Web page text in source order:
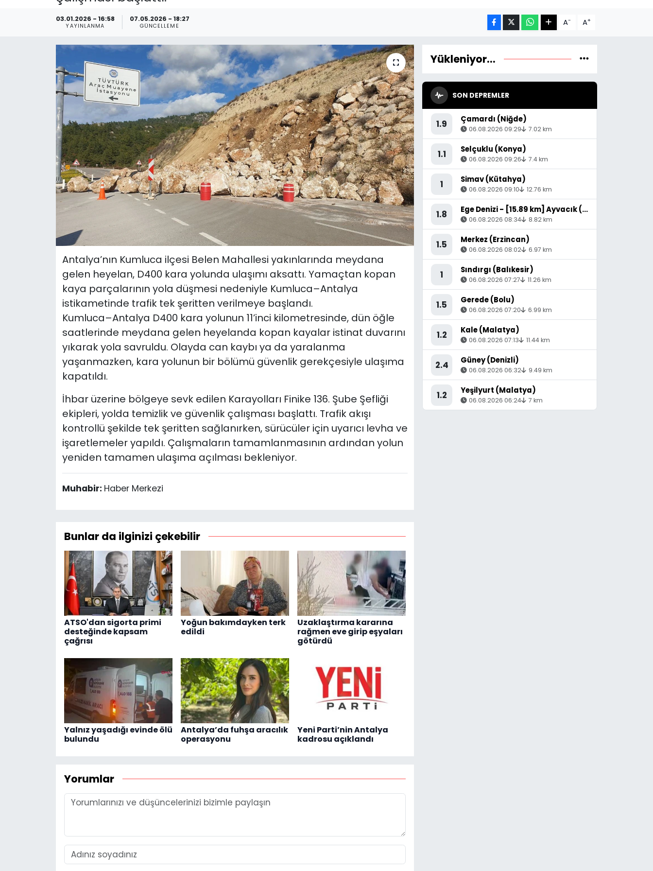
03.01.2026 - 16:58
YAYINLANMA
07.05.2026 - 18:27
GÜNCELLEME A- A+
Antalya’nın Kumluca ilçesi Belen Mahallesi yakınlarında meydana
gelen heyelan, D400 kara yolunda ulaşımı aksattı. Yamaçtan kopan
kaya parçalarının yola düşmesi nedeniyle Kumluca–Antalya
istikametinde trafik tek şeritten verilmeye başlandı.
Kumluca–Antalya D400 kara yolunun 11’inci kilometresinde, dün öğle
saatlerinde meydana gelen heyelanda kopan kayalar istinat duvarını
yıkarak yola savruldu. Olayda can kaybı ya da yaralanma
yaşanmazken, kara yolunun bir bölümü güvenlik gerekçesiyle ulaşıma
kapatıldı.
İhbar üzerine bölgeye sevk edilen Karayolları Finike 136. Şube Şefliği
ekipleri, yolda temizlik ve güvenlik çalışması başlattı. Trafik akışı
kontrollü şekilde tek şeritten sağlanırken, sürücüler için uyarıcı levha ve
işaretlemeler yapıldı. Çalışmaların tamamlanmasının ardından yolun
yeniden tamamen ulaşıma açılması bekleniyor.
Muhabir: Haber Merkezi
Bunlar da ilginizi çekebilir
ATSO'dan sigorta primi
desteğinde kapsam
çağrısı
Yoğun bakımdayken terk
edildi
Uzaklaştırma kararına
rağmen eve girip eşyaları
götürdü
Yalnız yaşadığı evinde ölü
bulundu
Antalya’da fuhşa aracılık
operasyonu
Yeni Parti’nin Antalya
kadrosu açıklandı
Yorumlar
Yükleniyor...
SON DEPREMLER
1.9 Çamardı (Niğde)
06.08.2026 09:29 7.02 km
1.1 Selçuklu (Konya)
06.08.2026 09:26 7.4 km
1 Simav (Kütahya)
06.08.2026 09:10 12.76 km
1.8 Ege Denizi - [15.89 km] Ayvacık (Çanakkale)
06.08.2026 08:34 8.82 km
1.5 Merkez (Erzincan)
06.08.2026 08:02 6.97 km
1 Sındırgı (Balıkesir)
06.08.2026 07:27 11.26 km
1.5 Gerede (Bolu)
06.08.2026 07:20 6.99 km
1.2 Kale (Malatya)
06.08.2026 07:13 11.44 km
2.4 Güney (Denizli)
06.08.2026 06:32 9.49 km
1.2 Yeşilyurt (Malatya)
06.08.2026 06:24 7 km
Teknoloji
Resmi İlanlar
Teknoloji
Yaşam
Gizlilik Sözleşmesi
İletişim